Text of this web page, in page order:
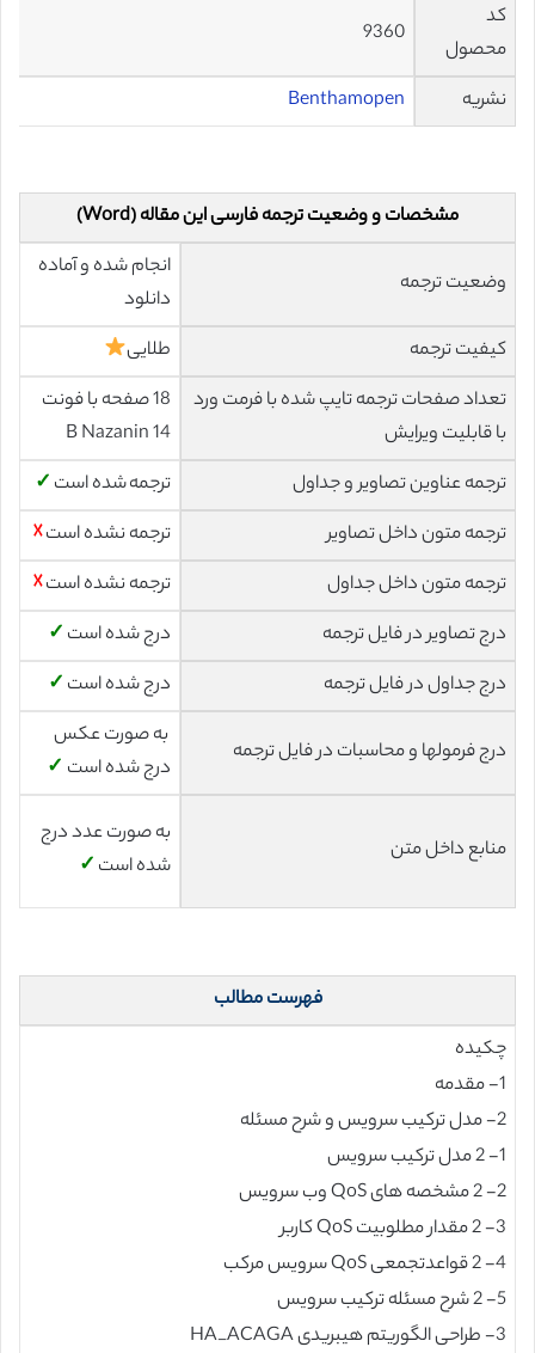
کد
محصول
9360
نشریه Benthamopen
مشخصات و وضعیت ترجمه فارسی این مقاله (Word)
وضعیت ترجمه
انجام شده و آماده
دانلود
کیفیت ترجمه
طلایی
تعداد صفحات ترجمه تایپ شده با فرمت ورد
با قابلیت ویرایش
18 صفحه با فونت
14 B Nazanin
ترجمه عناوین تصاویر و جداول
ترجمه شده است ✓
ترجمه متون داخل تصاویر
ترجمه نشده است☓
ترجمه متون داخل جداول
ترجمه نشده است☓
درج تصاویر در فایل ترجمه
درج شده است ✓
درج جداول در فایل ترجمه
درج شده است ✓
درج فرمولها و محاسبات در فایل ترجمه
به صورت عکس
درج شده است ✓
منابع داخل متن
به صورت عدد درج
شده است ✓
فهرست مطالب
چکیده
1- مقدمه
2- مدل ترکیب سرویس و شرح مسئله
1- 2 مدل ترکیب سرویس
2- 2 مشخصه های QoS وب سرویس
3- 2 مقدار مطلوبیت QoS کاربر
4- 2 قواعدتجمعی QoS سرویس مرکب
5- 2 شرح مسئله ترکیب سرویس
3- طراحی الگوریتم هیبریدی HA_ACAGA